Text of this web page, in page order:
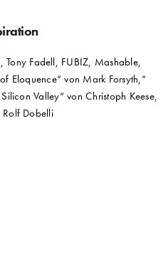
Tony Fadell, FUBIZ, Mashable,
Eloquence“ von Mark Forsyth,“
Silicon Valley“ von Christoph Keese,
Rolf Dobelli